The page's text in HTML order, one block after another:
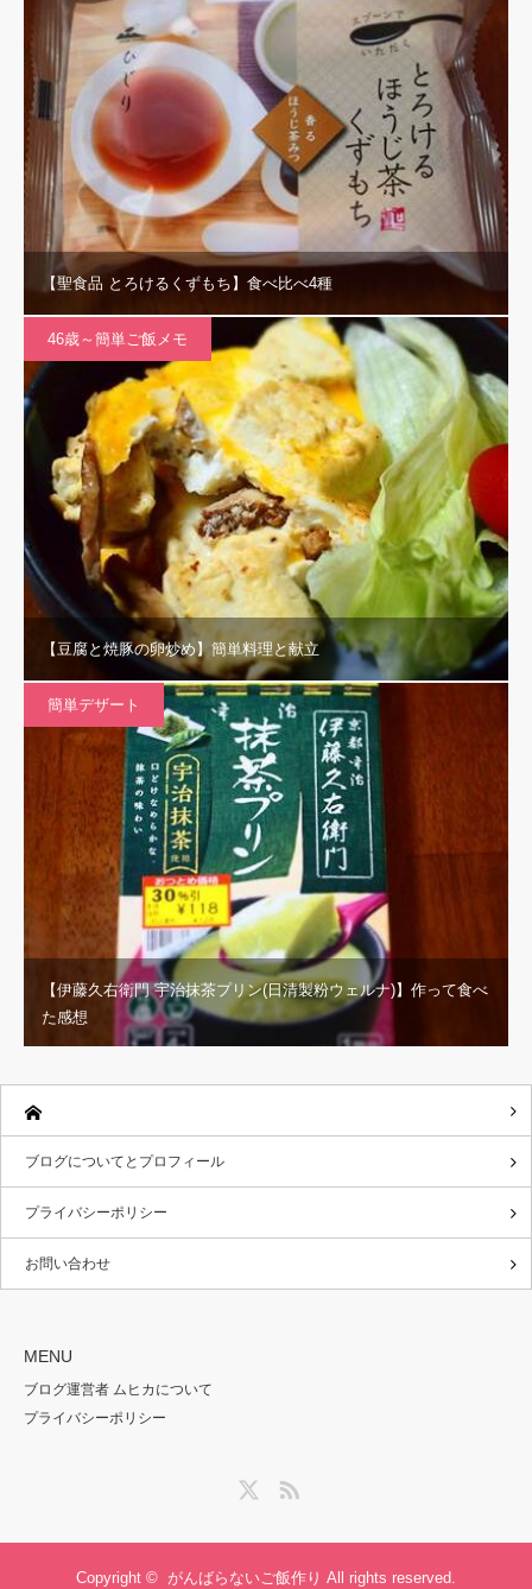
【聖食品 とろけるくずもち】食べ比べ4種
46歳～簡単ご飯メモ
【豆腐と焼豚の卵炒め】簡単料理と献立
簡単デザート
【伊藤久右衛門 宇治抹茶プリン(日清製粉ウェルナ)】作って食べ
た感想
ブログについてとプロフィール
プライバシーポリシー
お問い合わせ
MENU
ブログ運営者 ムヒカについて
プライバシーポリシー
Copyright © がんばらないご飯作り All rights reserved.